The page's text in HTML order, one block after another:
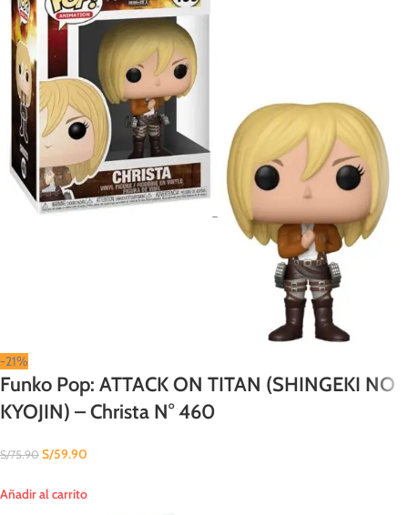
-21%
Funko Pop: ATTACK ON TITAN (SHINGEKI NO
KYOJIN) – Christa N° 460
S/75.90 S/59.90
Añadir al carrito